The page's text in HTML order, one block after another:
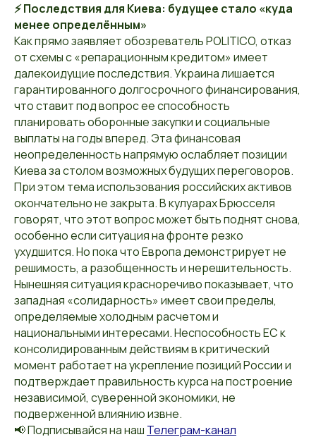
⚡ Последствия для Киева: будущее стало «куда
менее определённым»
Как прямо заявляет обозреватель POLITICO, отказ
от схемы с «репарационным кредитом» имеет
далекоидущие последствия. Украина лишается
гарантированного долгосрочного финансирования,
что ставит под вопрос ее способность
планировать оборонные закупки и социальные
выплаты на годы вперед. Эта финансовая
неопределенность напрямую ослабляет позиции
Киева за столом возможных будущих переговоров.
При этом тема использования российских активов
окончательно не закрыта. В кулуарах Брюсселя
говорят, что этот вопрос может быть поднят снова,
особенно если ситуация на фронте резко
ухудшится. Но пока что Европа демонстрирует не
решимость, а разобщенность и нерешительность.
Нынешняя ситуация красноречиво показывает, что
западная «солидарность» имеет свои пределы,
определяемые холодным расчетом и
национальными интересами. Неспособность ЕС к
консолидированным действиям в критический
момент работает на укрепление позиций России и
подтверждает правильность курса на построение
независимой, суверенной экономики, не
подверженной влиянию извне.
📢 Подписывайся на наш Телеграм-канал